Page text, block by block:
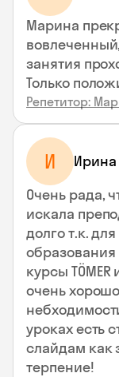
Марина
занятия
Только
Репетитор:
И Ирина
Очень рада,
искала
долго т.к.
образования
курсы
очень
уроках есть
слайдам как
терпение!